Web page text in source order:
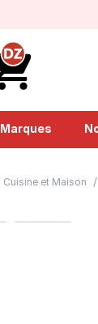
Marques
Cuisine et Maison /